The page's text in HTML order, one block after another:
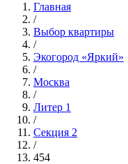
Главная
/
Выбор квартиры
/
Экогород «Яркий»
/
Москва
/
Литер 1
/
Секция 2
/
454